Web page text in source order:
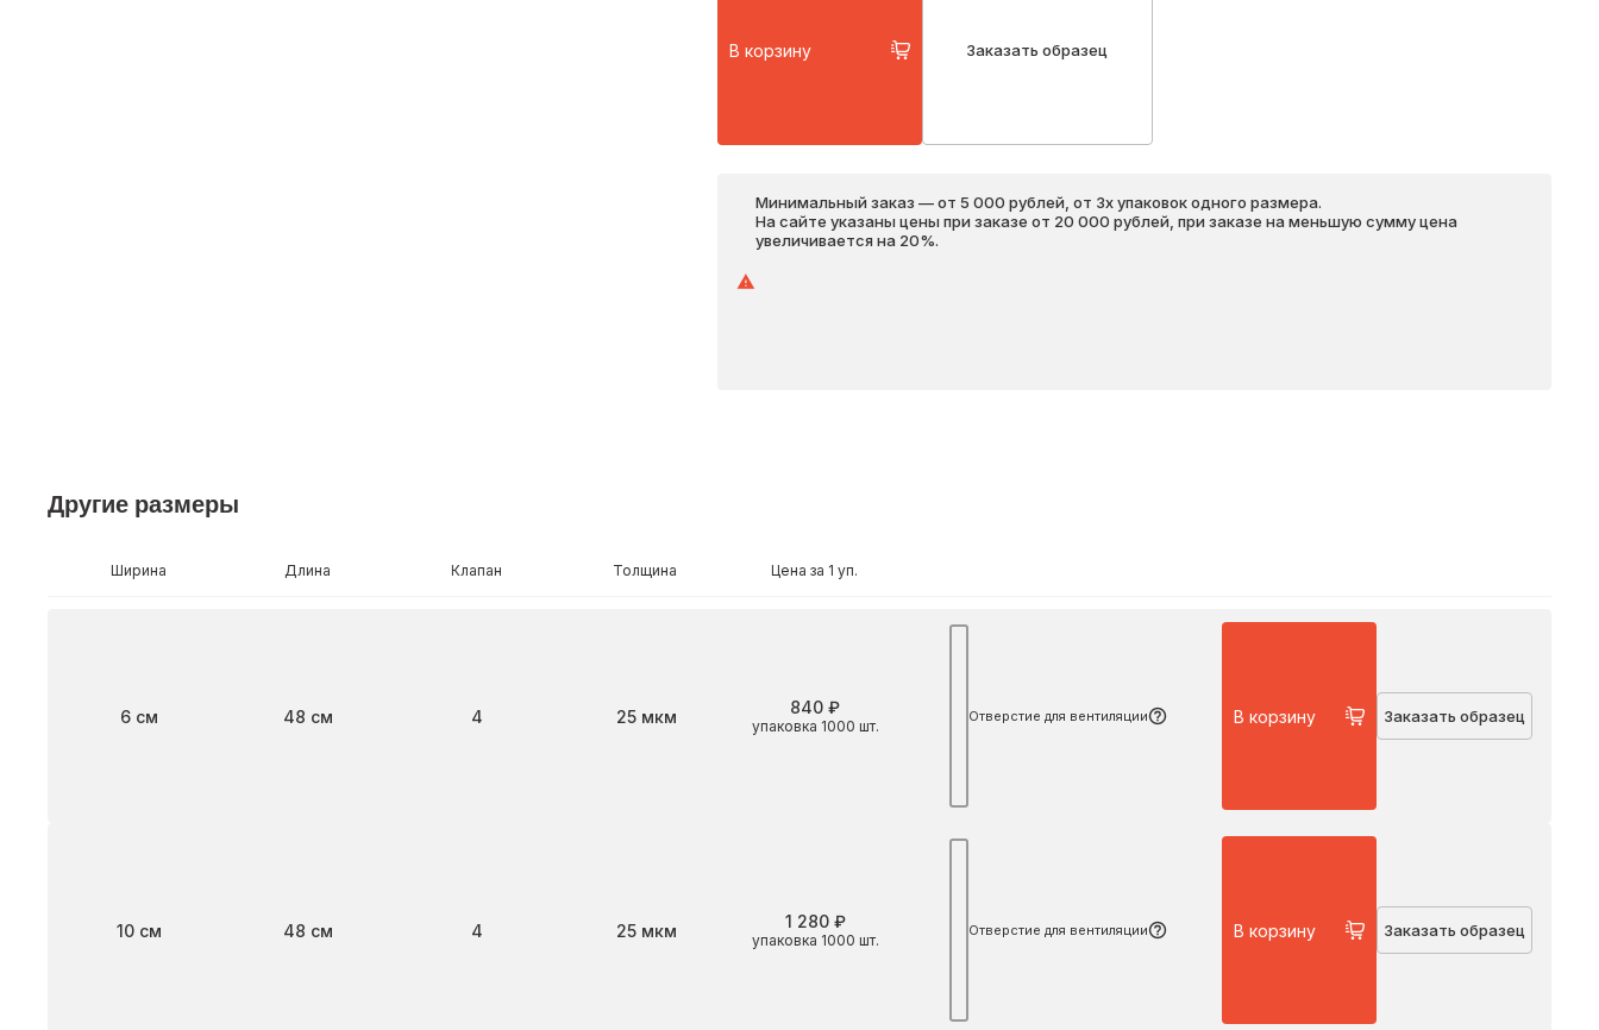
В корзину Заказать образец
Минимальный заказ — от 5 000 рублей, от 3х упаковок одного размера.
На сайте указаны цены при заказе от 20 000 рублей, при заказе на меньшую сумму цена
увеличивается на 20%.
Другие размеры
Ширина Длина Клапан Толщина Цена за 1 уп.
6 см 48 см 4 Толщина25 мкм упаковка 1000 шт.
840 ₽ Отверстие для вентиляции В корзину Заказать образец
10 см 48 см 4 Толщина25 мкм упаковка 1000 шт.
1 280 ₽ Отверстие для вентиляции В корзину Заказать образец